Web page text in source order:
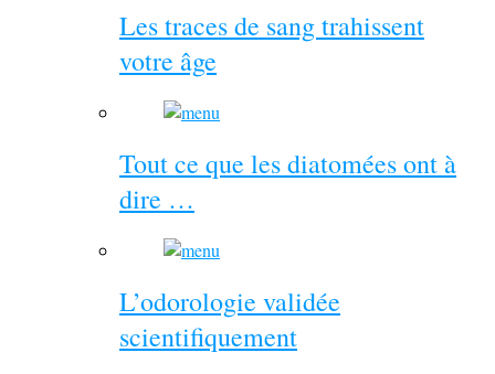
Les traces de sang trahissent
votre âge
Tout ce que les diatomées ont à
dire …
L’odorologie validée
scientifiquement